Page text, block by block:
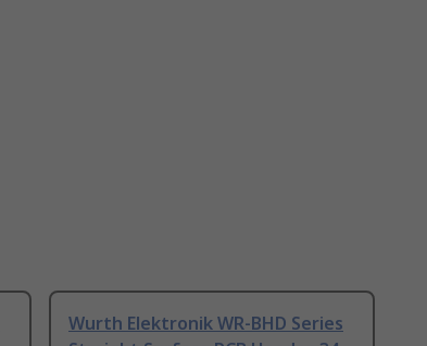
Wurth Elektronik WR-BHD Series